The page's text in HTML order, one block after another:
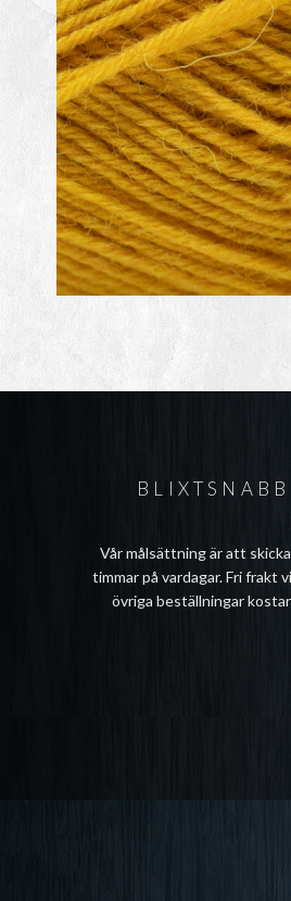
Vår målsättning är att
timmar på vardagar. Fri frakt
övriga beställningar